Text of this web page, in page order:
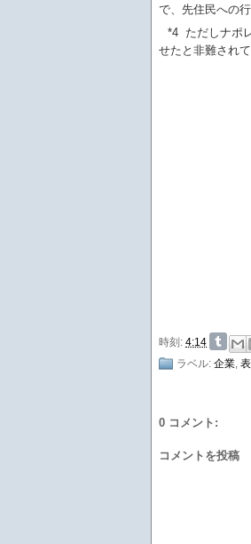
で、先住民への
*4
ただしナポ
せたと非難されて
時刻: 4:14
ラベル: 企業,
0 コメント:
コメントを投稿